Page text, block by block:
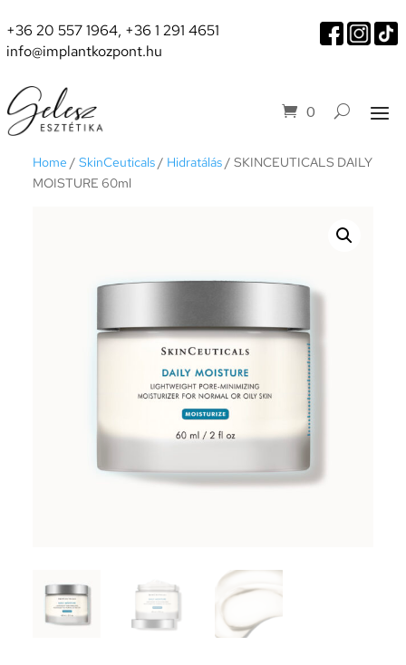
+36 20 557 1964, +36 1 291 4651
info@implantkozpont.hu
0
Home / SkinCeuticals/ Hidratálás/ SKINCEUTICALS DAILY
MOISTURE 60ml